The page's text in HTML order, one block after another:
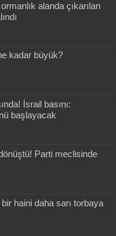
alanda çıkarılan
kadar büyük?
İsrail basını:
başlayacak
Parti meclisinde
haini daha sarı torbaya